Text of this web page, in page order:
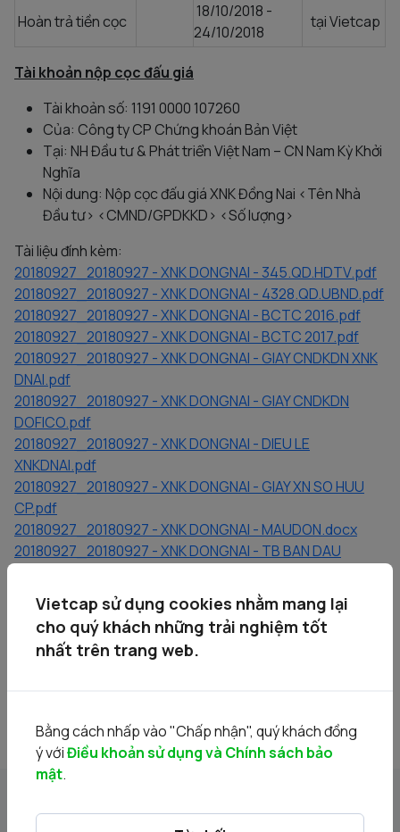
Hoàn trả tiền cọc
18/10/2018 -
24/10/2018
tại Vietcap
Tài khoản nộp cọc đấu giá
Tài khoản số: 1191 0000 107260
Của: Công ty CP Chứng khoán Bản Việt
Tại: NH Đầu tư & Phát triển Việt Nam – CN Nam Kỳ Khởi
Nghĩa
Nội dung: Nộp cọc đấu giá XNK Đồng Nai <Tên Nhà
Đầu tư> <CMND/GPDKKD> <Số lượng>
Tài liệu đính kèm:
20180927_20180927 - XNK DONGNAI - 345.QD.HDTV.pdf
20180927_20180927 - XNK DONGNAI - 4328.QD.UBND.pdf
20180927_20180927 - XNK DONGNAI - BCTC 2016.pdf
20180927_20180927 - XNK DONGNAI - BCTC 2017.pdf
20180927_20180927 - XNK DONGNAI - GIAY CNDKDN XNK
DNAI.pdf
20180927_20180927 - XNK DONGNAI - GIAY CNDKDN
DOFICO.pdf
20180927_20180927 - XNK DONGNAI - DIEU LE
XNKDNAI.pdf
20180927_20180927 - XNK DONGNAI - GIAY XN SO HUU
CP.pdf
20180927_20180927 - XNK DONGNAI - MAUDON.docx
20180927_20180927 - XNK DONGNAI - TB BAN DAU
20180927_20180927 - XNK DONGNAI - Quy che DG.pdf
20180927_20180927 - XNK DONGNAI - BAN CBTT.pdf
20180927_20180927 - XNK DONGNAI - Dieu le Dofico.pdf
20180927_20180927 - XNK DONGNAI - BC BAN NIEN
Tin liên quan
Vietcap sử dụng cookies nhằm mang lại
cho quý khách những trải nghiệm tốt
nhất trên trang web.
Bằng cách nhấp vào "Chấp nhận", quý khách đồng
ý vớiĐiều khoản sử dụng và Chính sách bảo
mật.